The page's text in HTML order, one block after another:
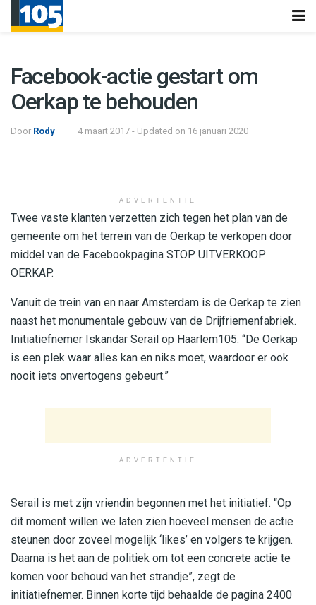
Facebook-actie gestart om
Oerkap te behouden
Door Rody 4 maart 2017 - Updated on 16 januari 2020
ADVERTENTIE
Twee vaste klanten verzetten zich tegen het plan van de
gemeente om het terrein van de Oerkap te verkopen door
middel van de Facebookpagina STOP UITVERKOOP
OERKAP.
Vanuit de trein van en naar Amsterdam is de Oerkap te zien
naast het monumentale gebouw van de Drijfriemenfabriek.
Initiatiefnemer Iskandar Serail op Haarlem105: “De Oerkap
is een plek waar alles kan en niks moet, waardoor er ook
nooit iets onvertogens gebeurt.”
ADVERTENTIE
Serail is met zijn vriendin begonnen met het initiatief. “Op
dit moment willen we laten zien hoeveel mensen de actie
steunen door zoveel mogelijk ‘likes’ en volgers te krijgen.
Daarna is het aan de politiek om tot een concrete actie te
komen voor behoud van het strandje”, zegt de
initiatiefnemer. Binnen korte tijd behaalde de pagina 2400